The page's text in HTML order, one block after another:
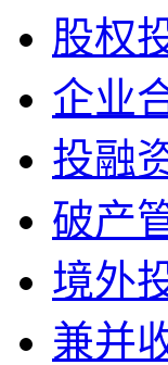
股权
企业
投融
破产
境外
兼并